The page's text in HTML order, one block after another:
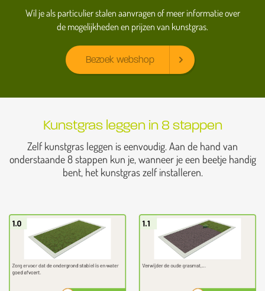
Wil je als particulier stalen aanvragen of meer informatie over
de mogelijkheden en prijzen van kunstgras.
Bezoek webshop
Kunstgras leggen in 8 stappen
Zelf kunstgras leggen is eenvoudig. Aan de hand van
onderstaande 8 stappen kun je, wanneer je een beetje handig
bent, het kunstgras zelf installeren.